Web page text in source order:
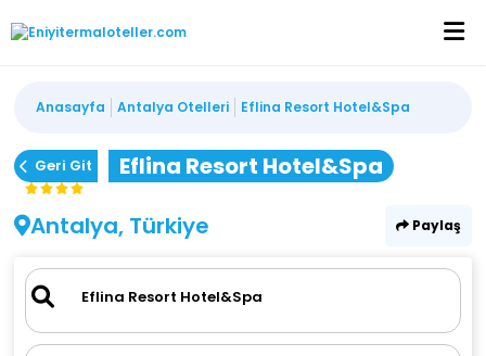
Anasayfa Antalya Otelleri Eflina Resort Hotel&Spa
Geri Git
Eflina Resort Hotel&Spa
Antalya, Türkiye
Paylaş